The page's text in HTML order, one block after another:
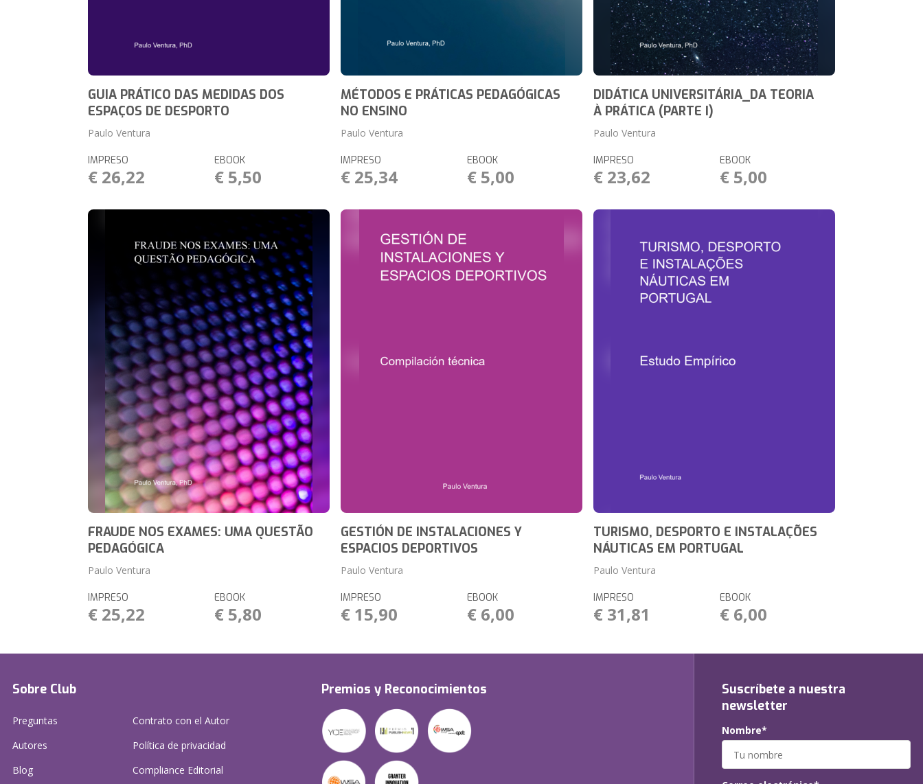
GUIA PRÁTICO DAS MEDIDAS DOS
ESPAÇOS DE DESPORTO
Paulo Ventura
IMPRESO
€ 26,22
EBOOK
€ 5,50
MÉTODOS E PRÁTICAS PEDAGÓGICAS
NO ENSINO
Paulo Ventura
IMPRESO
€ 25,34
EBOOK
€ 5,00
DIDÁTICA UNIVERSITÁRIA_DA TEORIA
À PRÁTICA (PARTE I)
Paulo Ventura
IMPRESO
€ 23,62
EBOOK
€ 5,00
FRAUDE NOS EXAMES: UMA QUESTÃO
PEDAGÓGICA
Paulo Ventura
IMPRESO
€ 25,22
EBOOK
€ 5,80
GESTIÓN DE INSTALACIONES Y
ESPACIOS DEPORTIVOS
Paulo Ventura
IMPRESO
€ 15,90
EBOOK
€ 6,00
TURISMO, DESPORTO E INSTALAÇÕES
NÁUTICAS EM PORTUGAL
Paulo Ventura
IMPRESO
€ 31,81
EBOOK
€ 6,00
Sobre Club
Preguntas
Autores
Blog
Contrato con el Autor
Política de privacidad
Compliance Editorial
Premios y Reconocimientos
Suscríbete a nuestra
newsletter
Nombre*